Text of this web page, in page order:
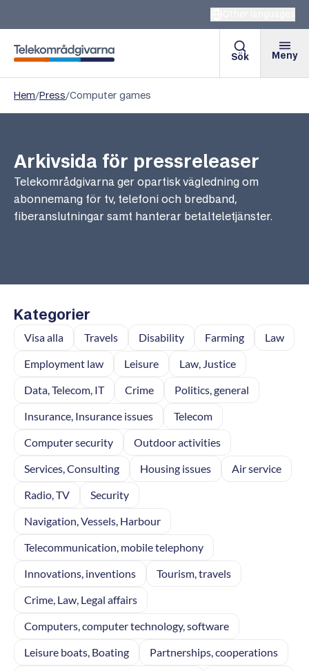
Telekområdgivarna
Sök Meny
Hem/Press/Computer games
Arkivsida för pressreleaser
Telekområdgivarna ger opartisk vägledning om
abonnemang för tv, telefoni och bredband,
fiberanslutningar samt hanterar betalteletjänster.
Kategorier
Visa alla Travels Disability Farming
Law
Employment law
Leisure
Law, Justice
Data, Telecom, IT
Crime
Politics, general
Insurance, Insurance issues
Telecom
Computer security
Outdoor activities
Services, Consulting
Housing issues
Air service
Radio, TV
Security
Navigation, Vessels, Harbour
Telecommunication, mobile telephony
Innovations, inventions
Tourism, travels
Crime, Law, Legal affairs
Computers, computer technology, software
Leisure boats, Boating
Partnerships, cooperations